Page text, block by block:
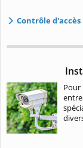
Contrôle
Pour